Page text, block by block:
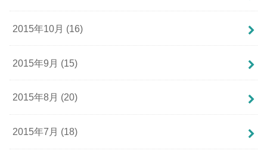
2015年10月 (16)
2015年9月 (15)
2015年8月 (20)
2015年7月 (18)